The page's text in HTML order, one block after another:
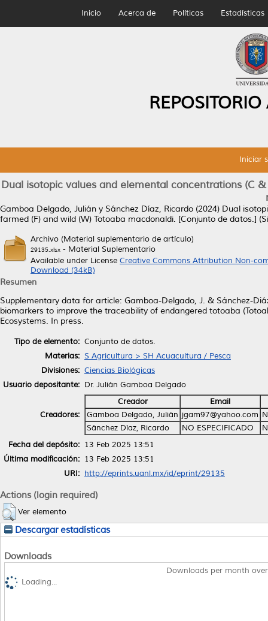
Inicio Acerca de Políticas Estadísticas
Iniciar
Dual isotopic values and elemental concentrations (C
Gamboa Delgado, Julián y Sánchez Díaz, Ricardo (2024) Dual
farmed (F) and wild (W) Totoaba macdonaldi. [Conjunto de datos.]
Archivo (Material suplementario de artículo)
29135.xlsx - Material Suplementario
Available under License Creative Commons Attribution Non-
Download (34kB)
Resumen
Supplementary data for article: Gamboa-Delgado, J. & Sánchez-
biomarkers to improve the traceability of endangered totoaba
Ecosystems. In press.
Tipo de elemento: Conjunto de datos.
Materias: S Agricultura > SH Acuacultura / Pesca
Divisiones: Ciencias Biológicas
Usuario depositante: Dr. Julián Gamboa Delgado
Creadores:
Creador
Email
Gamboa Delgado, Julián jgam97@yahoo.com
Sánchez Díaz, Ricardo
NO ESPECIFICADO
Fecha del depósito: 13 Feb 2025 13:51
Última modificación: 13 Feb 2025 13:51
URI: http://eprints.uanl.mx/id/eprint/29135
Actions (login required)
Ver elemento
Descargar estadísticas
Downloads
Downloads per month
Loading...